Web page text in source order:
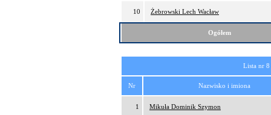
10 Żebrowski Lech Wacław
Ogółem
Lista nr
Nr Nazwisko i imiona
1 Mikuła Dominik Szymon